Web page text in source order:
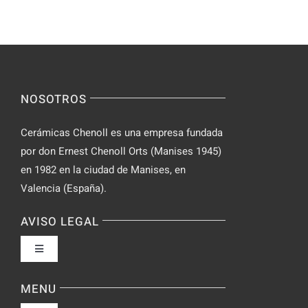
NOSOTROS
Cerámicas Chenoll es una empresa fundada
por don Ernest Chenoll Orts (Manises 1945)
en 1982 en la ciudad de Manises, en
Valencia (España).
AVISO LEGAL
Toggle
Política de privacidad
MENU